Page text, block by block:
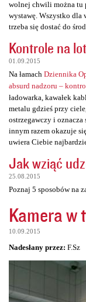
wolnej chwili można tu
wystawę. Wszystko dla
trzeba się dostać do
Kontrole na
01.09.2015
Na łamach Dziennika
absurd nadzoru –
ładowarka, kawałek
metalu gdzieś przy
ostrzegawczy i oznacza
innym razem okazuje
uwiera Ciebie
Jak wziąć
25.08.2015
Poznaj 5 sposobów na
Kamera w
10.09.2015
Nadesłany przez: F.Sz